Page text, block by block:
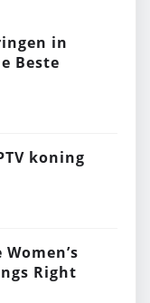
in
Beste
koning
Right